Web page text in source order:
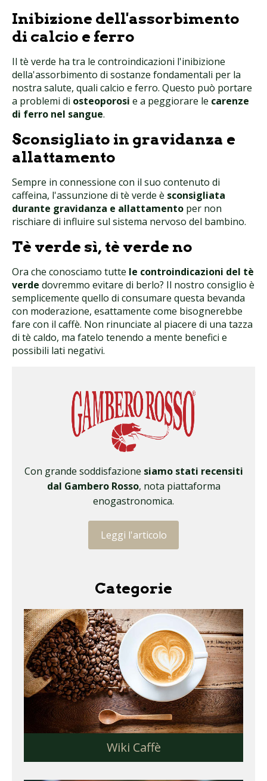
Inibizione dell'assorbimento
di calcio e ferro
Il tè verde ha tra le controindicazioni l'inibizione
della'assorbimento di sostanze fondamentali per la
nostra salute, quali calcio e ferro. Questo può portare
a problemi di osteoporosi e a peggiorare le carenze
di ferro nel sangue.
Sconsigliato in gravidanza e
allattamento
Sempre in connessione con il suo contenuto di
caffeina, l'assunzione di tè verde è sconsigliata
durante gravidanza e allattamento per non
rischiare di influire sul sistema nervoso del bambino.
Tè verde sì, tè verde no
Ora che conosciamo tutte le controindicazioni del tè
verde dovremmo evitare di berlo? Il nostro consiglio è
semplicemente quello di consumare questa bevanda
con moderazione, esattamente come bisognerebbe
fare con il caffè. Non rinunciate al piacere di una tazza
di tè caldo, ma fatelo tenendo a mente benefici e
possibili lati negativi.
Con grande soddisfazione siamo stati recensiti
dal Gambero Rosso, nota piattaforma
enogastronomica.
Leggi l'articolo
Categorie
Wiki Caffè